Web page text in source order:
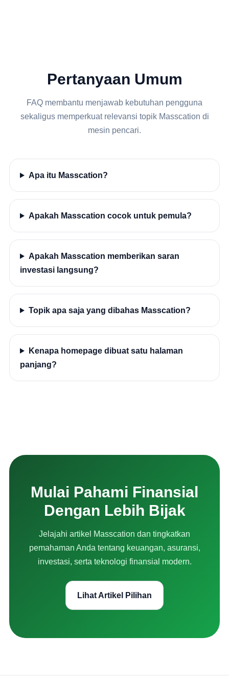
Pertanyaan Umum
FAQ membantu menjawab kebutuhan pengguna
sekaligus memperkuat relevansi topik Masscation di
mesin pencari.
Apa itu Masscation?
Apakah Masscation cocok untuk pemula?
Apakah Masscation memberikan saran
investasi langsung?
Topik apa saja yang dibahas Masscation?
Kenapa homepage dibuat satu halaman
panjang?
Mulai Pahami Finansial
Dengan Lebih Bijak
Jelajahi artikel Masscation dan tingkatkan
pemahaman Anda tentang keuangan, asuransi,
investasi, serta teknologi finansial modern.
Lihat Artikel Pilihan